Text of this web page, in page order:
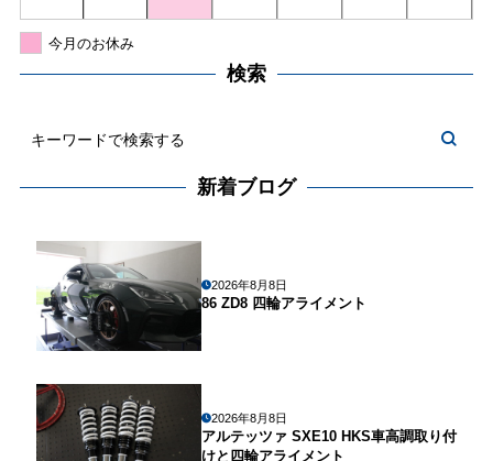
今月のお休み
検索
新着ブログ
2026年8月8日
86 ZD8 四輪アライメント
2026年8月8日
アルテッツァ SXE10 HKS車高調取り付
けと四輪アライメント